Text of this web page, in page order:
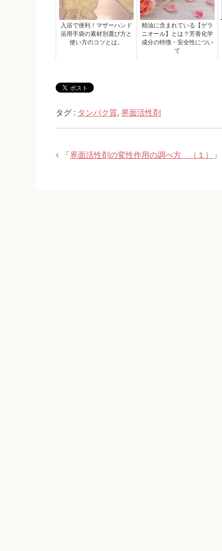
入浴で便利！マザーハンド
浴用手袋の素材別選び方と
使い方のコツとは。
精油に含まれている【ゲラ
ニオール】とは？芳香化学
成分の特徴・安全性につい
て
タグ : タンパク質, 界面活性剤
「 界面活性剤の変性作用の調べ方 （１） 」